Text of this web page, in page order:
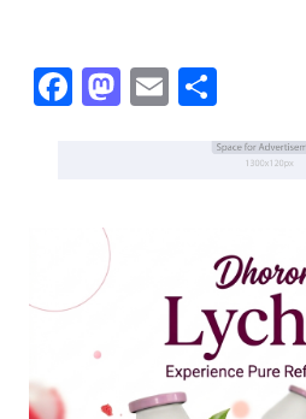
Facebook
Mastodon
Email